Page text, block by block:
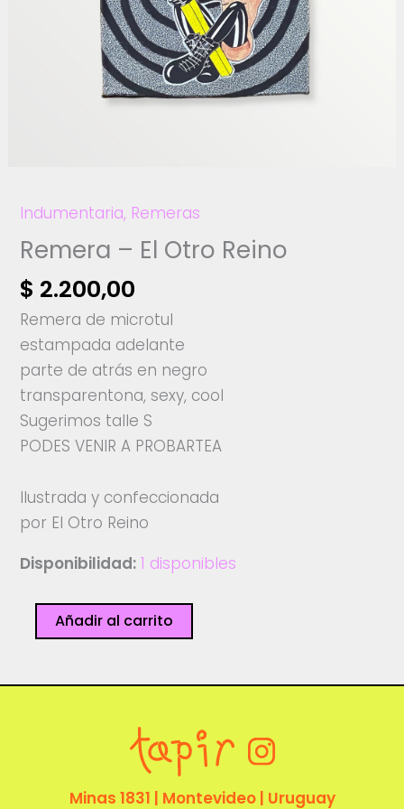
Indumentaria, Remeras
Remera – El Otro Reino
$ 2.200,00
Remera de microtul
estampada adelante
parte de atrás en negro
transparentona, sexy, cool
Sugerimos talle S
PODES VENIR A PROBARTEA
Ilustrada y confeccionada
por El Otro Reino
Disponibilidad: 1 disponibles
Remera
Otro
Añadir al carrito
Minas 1831 | Montevideo | Uruguay